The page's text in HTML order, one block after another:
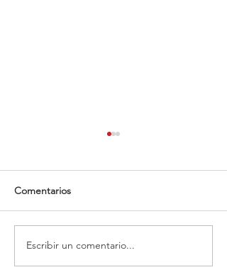
Entrevista para
Accordions.com
Comentarios
Escribir un comentario...